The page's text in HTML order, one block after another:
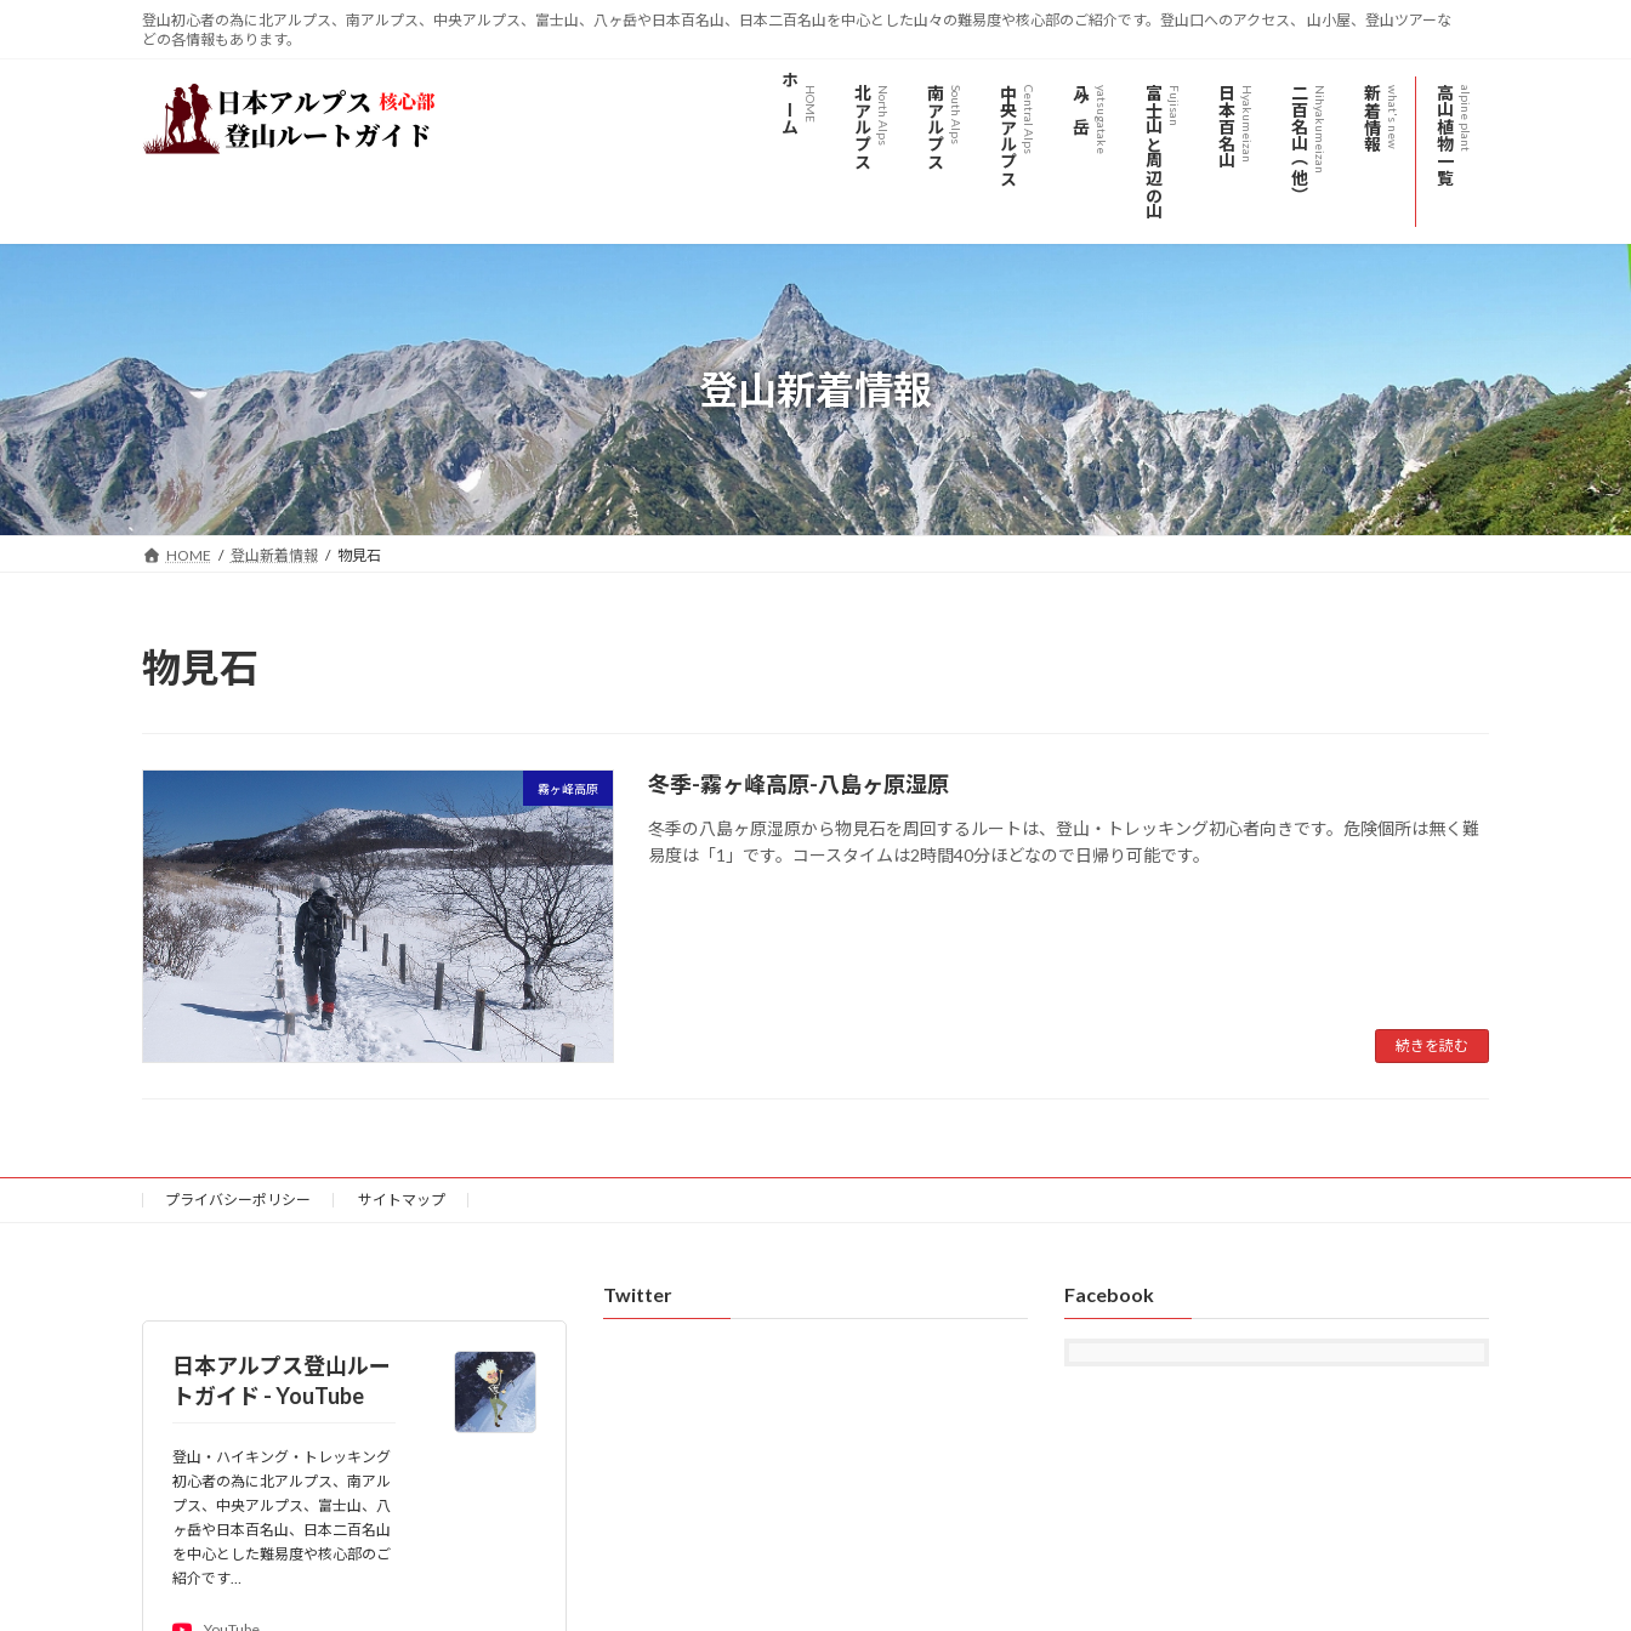
ッ
移
登山初心者の為に北アルプス、南アルプス、中央アルプス、富士山、八ヶ岳や日本百名山、日本二百名山を中心とした山々の難易度や核心部のご紹介です。登山口へのアクセス、 山小屋、登山ツアーな
どの各情報もあります。
ホーム HOME 北アルプスNorth Alps 南アルプスSouth Alps 中央アルプスCentral Alps 八ヶ岳yatsugatake 富士山と周辺の山Fujisan 日本百名山Hyakumeizan 二百名山（他）Nihyakumeizan 新着情報what's new 高山植物一覧alpine plant
登山新着情報
HOME 登山新着情報 物見石
物見石
霧ヶ峰高原 冬季-霧ヶ峰高原-八島ヶ原湿原
冬季の八島ヶ原湿原から物見石を周回するルートは、登山・トレッキング初心者向きです。危険個所は無く難
易度は「1」です。コースタイムは2時間40分ほどなので日帰り可能です。
続きを読む
プライバシーポリシー サイトマップ
日本アルプス登山ルー
トガイド - YouTube
登山・ハイキング・トレッキング
初心者の為に北アルプス、南アル
プス、中央アルプス、富士山、八
ヶ岳や日本百名山、日本二百名山
を中心とした難易度や核心部のご
紹介です…
Twitter Facebook